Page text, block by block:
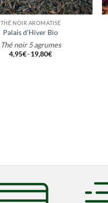
THÉ NOIR AROMATISÉ
Palais d’Hiver Bio
Thé noir 5 agrumes
4,95€–19,80€